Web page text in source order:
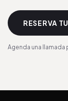
RESERVA
Agenda una